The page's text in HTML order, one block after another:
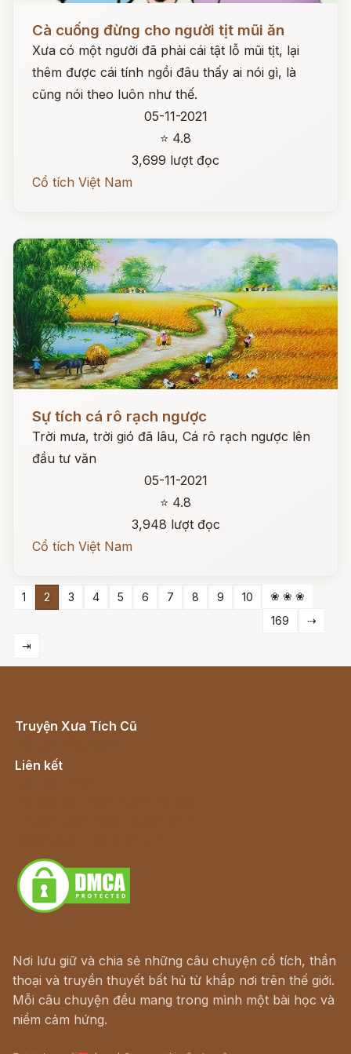
Cà cuống đừng cho người tịt mũi ăn
Xưa có một người đã phải cái tật lỗ mũi tịt, lại
thêm được cái tính ngồi đâu thấy ai nói gì, là
cũng nói theo luôn như thế.
05-11-2021
⭐ 4.8
3,699 lượt đọc
Cổ tích Việt Nam
Sự tích cá rô rạch ngược
Trời mưa, trời gió đã lâu, Cá rô rạch ngược lên
đầu tư văn
05-11-2021
⭐ 4.8
3,948 lượt đọc
Cổ tích Việt Nam
1 2 3 4 5 6 7 8 9 10
❀ ❀ ❀
169
⇢
⇥
Truyện Xưa Tích Cũ
Liên kết
Nơi lưu giữ và chia sẻ những câu chuyện cổ tích, thần
thoại và truyền thuyết bất hủ từ khắp nơi trên thế giới.
Mỗi câu chuyện đều mang trong mình một bài học và
niềm cảm hứng.